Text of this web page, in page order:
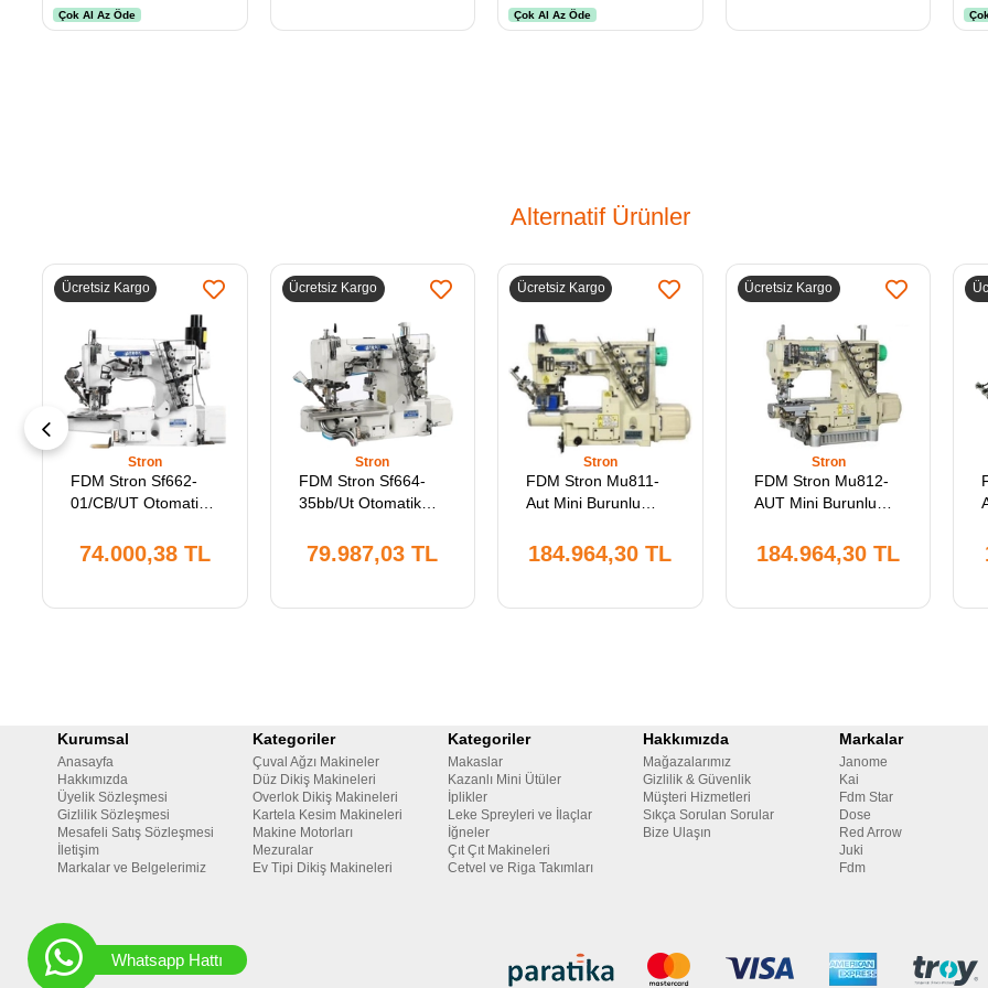
Çok Al Az Öde
Makinelerde Kullanıır
Kullanılır
Çok Al Az Öde
Alternatif Ürünler
Stron
FDM Stron Sf662-
01/CB/UT Otomatik
Etek Reçme
Makinesi, Direct
Kaldırmalı, İplik
74.000,38 TL
Ücretsiz Kargo
Stron
FDM Stron Sf664-
35bb/Ut Otomatik
Reçme Makinesi,
Direct Drive, Ayak
Kesmeli, Kafadan
79.987,03 TL
Ücretsiz Kargo
Stron
FDM Stron Mu811-
Aut Mini Burunlu
Makinesi, Direct
Drive, Kafadan
Tekerlekli Ayak
184.964,30 TL
Ücretsiz Kargo
Stron
FDM Stron Mu812-
AUT Mini Burunlu
Reçme Makinesi,
Kafadan Motorlu,
Drive, Tabla ve
184.964,30 TL
Ücretsiz Kargo
Kurumsal
Anasayfa
Hakkımızda
Üyelik Sözleşmesi
Gizlilik Sözleşmesi
Mesafeli Satış Sözleşmesi
İletişim
Markalar ve Belgelerimiz
Kategoriler
Çuval Ağzı Makineler
Düz Dikiş Makineleri
Overlok Dikiş Makineleri
Kartela Kesim Makineleri
Makine Motorları
Mezuralar
Ev Tipi Dikiş Makineleri
Kategoriler
Makaslar
Kazanlı Mini Ütüler
İplikler
Leke Spreyleri ve İlaçlar
İğneler
Çıt Çıt Makineleri
Cetvel ve Riga Takımları
Hakkımızda
Mağazalarımız
Gizlilik & Güvenlik
Müşteri Hizmetleri
Sıkça Sorulan Sorular
Bize Ulaşın
Markalar
Janome
Kai
Fdm Star
Dose
Red Arrow
Juki
Fdm
Whatsapp Hattı